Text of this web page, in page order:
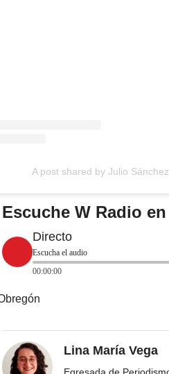
A post shared by Julio
Escuche W Radio
Directo
Escucha el audio
00:00:00
Lina María Vega